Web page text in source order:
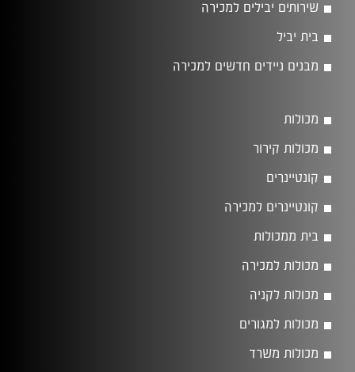
שירותים יבילים למכירה
בית יביל
מבנים ניידים חדשים למכירה
מכולות
מכולות קירור
קונטיינרים
קונטיינרים למכירה
בית ממכולות
מכולות למכירה
מכולות לקניה
מכולות למגורים
מכולות משרד